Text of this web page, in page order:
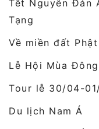
Tết Nguyên Đán
Tạng
Về miền đất Phật
Lễ Hội Mùa Đông
Tour lễ 30/04-
Du lịch Nam Á